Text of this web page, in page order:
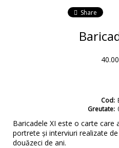
Cod:
Greutate:
Baricadele XI este o carte
portrete și interviuri realizate
douăzeci de ani.
Share